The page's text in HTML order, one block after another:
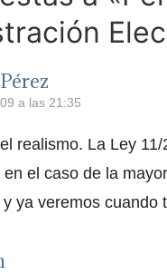
a las 21:35
realismo. La Ley
el caso de la
ya veremos cuando